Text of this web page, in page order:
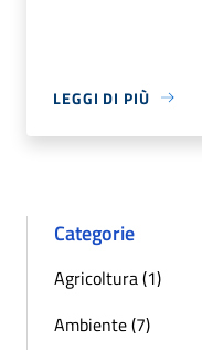
LEGGI DI PIÙ
Categorie
Agricoltura (1)
Ambiente (7)